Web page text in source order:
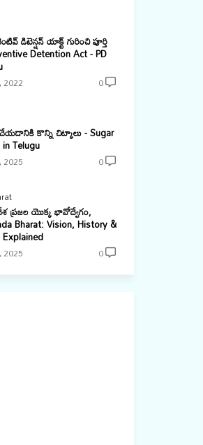
డిటెన్షన్ యాక్ట్ గురించి పూర్తి
Detention Act - PD
0
కొన్ని చిట్కాలు - Sugar
Telugu
0
ప్రజల యొక్క భావోద్వేగం,
Bharat: Vision, History &
0